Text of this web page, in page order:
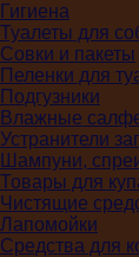
Гигиена
Туалеты для
Совки и пакеты
Пеленки для
Подгузники
Влажные
Устранители
Шампуни,
Товары для
Чистящие
Лапомойки
Средства для